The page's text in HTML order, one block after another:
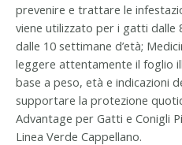
prevenire e trattare le
viene utilizzato per i gatti dalle
dalle 10 settimane d’età;
leggere attentamente il foglio
base a peso, età e indicazioni
supportare la protezione
Advantage per Gatti e Conigli
Linea Verde Cappellano.